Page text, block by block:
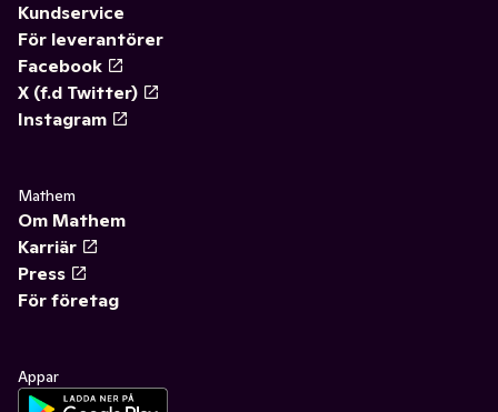
Kundservice
För leverantörer
Facebook
X (f.d Twitter)
Instagram
Mathem
Om Mathem
Karriär
Press
För företag
Appar